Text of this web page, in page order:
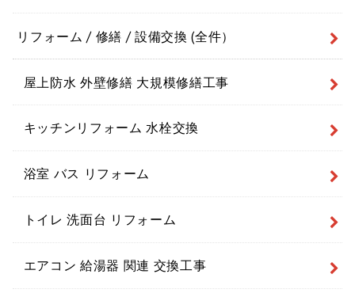
リフォーム / 修繕 / 設備交換 (全件）
屋上防水 外壁修繕 大規模修繕工事
キッチンリフォーム 水栓交換
浴室 バス リフォーム
トイレ 洗面台 リフォーム
エアコン 給湯器 関連 交換工事